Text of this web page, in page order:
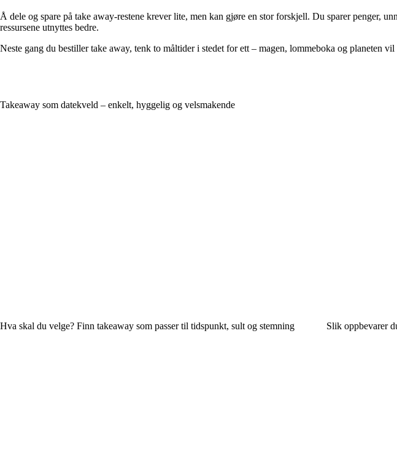
Å dele og spare på take away-restene krever lite, men kan gjøre en stor forskjell. Du sparer penger,
ressursene utnyttes bedre.
Neste gang du bestiller take away, tenk to måltider i stedet for ett – magen, lommeboka og planeten
Takeaway som datekveld – enkelt, hyggelig og velsmakende
Hva skal du velge? Finn takeaway som passer til tidspunkt, sult og stemning Slik oppbevarer